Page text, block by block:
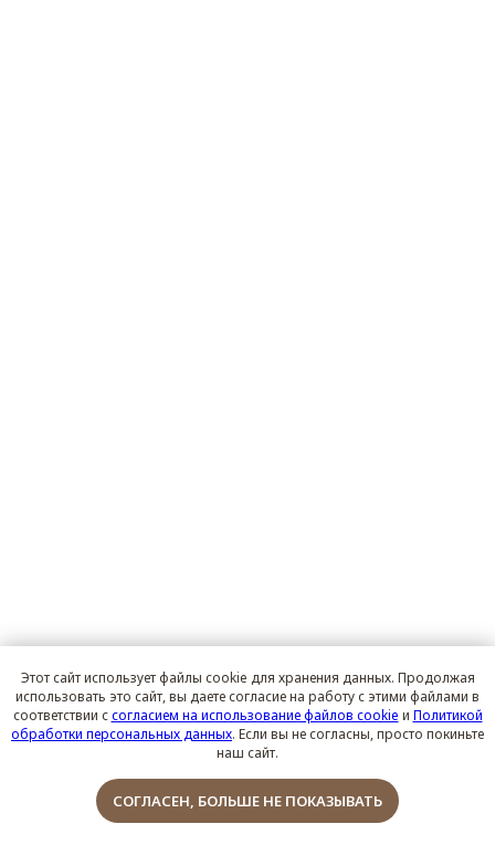
Этот сайт использует файлы cookie для хранения данных. Продолжая
использовать это сайт, вы даете согласие на работу с этими файлами в
соответствии ссогласием на использование файлов cookie и Политикой
обработки персональных данных. Если вы не согласны, просто покиньте
наш сайт.
СОГЛАСЕН, БОЛЬШЕ НЕ ПОКАЗЫВАТЬ
Обсудить проект